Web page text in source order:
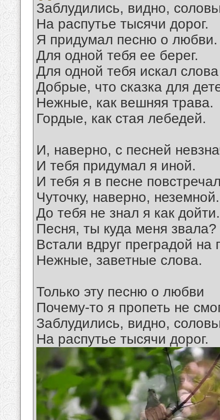
Заблудились, видно,
На распутье тысячи дорог.
Я придумал песню о любви.
Для одной тебя ее берег.
Для одной тебя искал слова
Добрые, что сказка для
Нежные, как вешняя трава.
Гордые, как стая лебедей.
И, наверно, с песней
И тебя придумал я иной.
И тебя я в песне
Чуточку, наверно, неземной.
До тебя не знал я как дойти.
Песня, ты куда меня звала?
Встали вдруг преградой на
Нежные, заветные слова.
Только эту песню о любви
Почему-то я пропеть не
Заблудились, видно,
На распутье тысячи дорог.